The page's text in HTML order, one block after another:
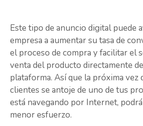
Este tipo de anuncio digital puede
empresa a aumentar su tasa de
el proceso de compra y facilitar el
venta del producto directamente
plataforma. Así que la próxima vez
clientes se antoje de uno de tus
está navegando por Internet,
menor esfuerzo.